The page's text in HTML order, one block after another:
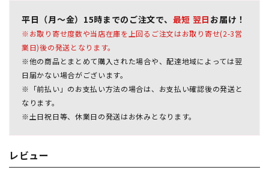
平日（月～金）15時までのご注文で、 最短 翌日 お届け！
※お取り寄せ度数や当店在庫を上回るご注文はお取り寄せ(2-3営
業日)後の発送となります。
※他の商品とまとめて購入された場合や、配達地域によっては翌
日届かない場合がございます。
※「前払い」のお支払い方法の場合は、お支払い確認後の発送と
なります。
※土日祝日等、休業日の発送はお休みとなります。
レビュー